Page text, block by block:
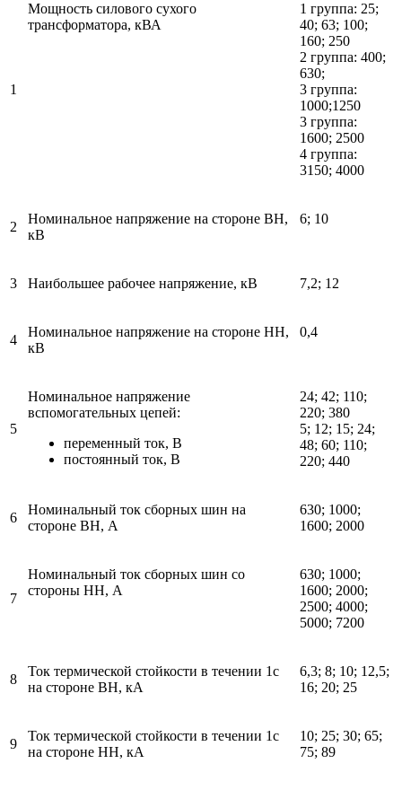
1
Мощность силового сухого
трансформатора, кВА
1 группа: 25;
40; 63; 100;
160; 250
2 группа: 400;
630;
3 группа:
1000;1250
3 группа:
1600; 2500
4 группа:
3150; 4000
2
Номинальное напряжение на стороне ВН,
кВ
6; 10
3 Наибольшее рабочее напряжение, кВ 7,2; 12
4
Номинальное напряжение на стороне НН,
кВ
0,4
5
Номинальное напряжение
вспомогательных цепей:
переменный ток, В
постоянный ток, В
24; 42; 110;
220; 380
5; 12; 15; 24;
48; 60; 110;
220; 440
6
Номинальный ток сборных шин на
стороне ВН, А
630; 1000;
1600; 2000
7
Номинальный ток сборных шин со
стороны НН, А
630; 1000;
1600; 2000;
2500; 4000;
5000; 7200
8
Ток термической стойкости в течении 1с
на стороне ВН, кА
6,3; 8; 10; 12,5;
16; 20; 25
9
Ток термической стойкости в течении 1с
на стороне НН, кА
10; 25; 30; 65;
75; 89